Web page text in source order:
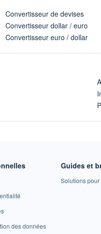
Convertisseur de devises
Convertisseur dollar / euro
Convertisseur euro / dollar
des données
Guides et
Solutions